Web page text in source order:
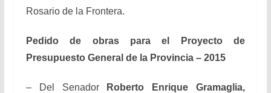
Rosario de la Frontera.
Pedido de obras para el Proyecto de
Presupuesto General de la Provincia – 2015
– Del SenadorRoberto Enrique Gramaglia,